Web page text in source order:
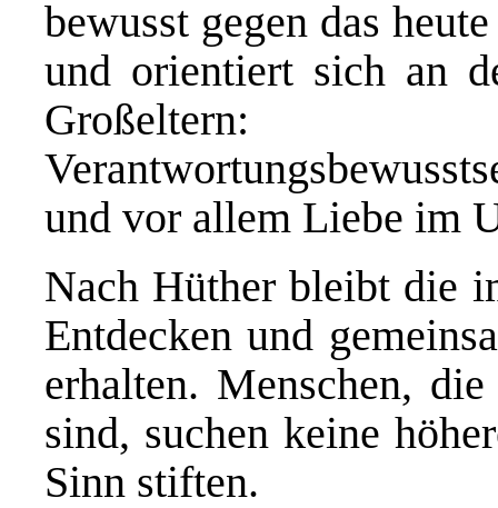
bewusst gegen das
und orientiert sich an
Großeltern:
und vor allem Liebe im
Nach Hüther bleibt die
Entdecken und
erhalten. Menschen,
sind, suchen keine
Sinn stiften.